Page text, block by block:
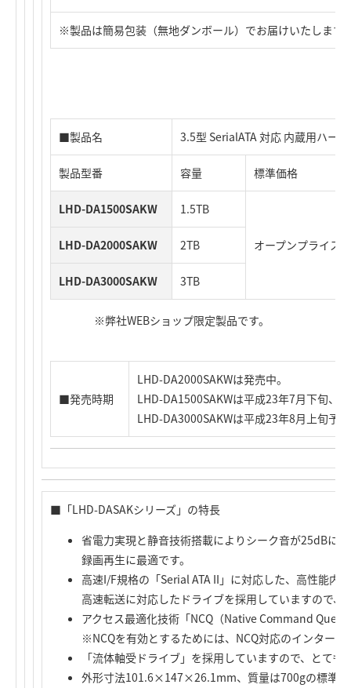
※製品は簡易包装（無地ダンボール）でお届けいたします
■製品名 3.5型 SerialATA 対応 内蔵用ハー
製品型番 容量 標準価格
LHD-DA1500SAKW 1.5TB
オープンプライス
LHD-DA2000SAKW 2TB
LHD-DA3000SAKW 3TB
※弊社WEBショップ限定製品です。
■発売時期
LHD-DA2000SAKWは発売中。
LHD-DA1500SAKWは平成23年7月下旬、
LHD-DA3000SAKWは平成23年8月上旬予
■「LHD-DASAKシリーズ」の特長
省電力実現と静音技術搭載によりシーク音が25dBに
録画再生に最適です。
高速I/F規格の「Serial ATA II」に対応した、高性能内
高速転送に対応したドライブを採用していますので、
アクセス最適化技術「NCQ（Native Command
※NCQを有効とするためには、NCQ対応のインターフ
「流体軸受ドライブ」を採用していますので、とて
外形寸法101.6×147×26.1mm、質量は700gの標準的